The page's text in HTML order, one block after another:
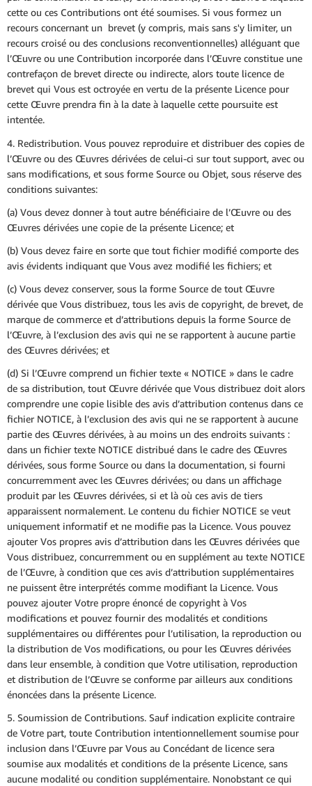
cette ou ces Contributions ont été soumises. Si vous formez un
recours concernant un brevet (y compris, mais sans s'y limiter, un
recours croisé ou des conclusions reconventionnelles) alléguant que
l’Œuvre ou une Contribution incorporée dans l’Œuvre constitue une
contrefaçon de brevet directe ou indirecte, alors toute licence de
brevet qui Vous est octroyée en vertu de la présente Licence pour
cette Œuvre prendra fin à la date à laquelle cette poursuite est
intentée.
4. Redistribution. Vous pouvez reproduire et distribuer des copies de
l’Œuvre ou des Œuvres dérivées de celui-ci sur tout support, avec ou
sans modifications, et sous forme Source ou Objet, sous réserve des
conditions suivantes:
(a) Vous devez donner à tout autre bénéficiaire de l’Œuvre ou des
Œuvres dérivées une copie de la présente Licence; et
(b) Vous devez faire en sorte que tout fichier modifié comporte des
avis évidents indiquant que Vous avez modifié les fichiers; et
(c) Vous devez conserver, sous la forme Source de tout Œuvre
dérivée que Vous distribuez, tous les avis de copyright, de brevet, de
marque de commerce et d’attributions depuis la forme Source de
l’Œuvre, à l’exclusion des avis qui ne se rapportent à aucune partie
des Œuvres dérivées; et
(d) Si l’Œuvre comprend un fichier texte « NOTICE » dans le cadre
de sa distribution, tout Œuvre dérivée que Vous distribuez doit alors
comprendre une copie lisible des avis d’attribution contenus dans ce
fichier NOTICE, à l’exclusion des avis qui ne se rapportent à aucune
partie des Œuvres dérivées, à au moins un des endroits suivants :
dans un fichier texte NOTICE distribué dans le cadre des Œuvres
dérivées, sous forme Source ou dans la documentation, si fourni
concurremment avec les Œuvres dérivées; ou dans un affichage
produit par les Œuvres dérivées, si et là où ces avis de tiers
apparaissent normalement. Le contenu du fichier NOTICE se veut
uniquement informatif et ne modifie pas la Licence. Vous pouvez
ajouter Vos propres avis d’attribution dans les Œuvres dérivées que
Vous distribuez, concurremment ou en supplément au texte NOTICE
de l’Œuvre, à condition que ces avis d’attribution supplémentaires
ne puissent être interprétés comme modifiant la Licence. Vous
pouvez ajouter Votre propre énoncé de copyright à Vos
modifications et pouvez fournir des modalités et conditions
supplémentaires ou différentes pour l’utilisation, la reproduction ou
la distribution de Vos modifications, ou pour les Œuvres dérivées
dans leur ensemble, à condition que Votre utilisation, reproduction
et distribution de l’Œuvre se conforme par ailleurs aux conditions
énoncées dans la présente Licence.
5. Soumission de Contributions. Sauf indication explicite contraire
de Votre part, toute Contribution intentionnellement soumise pour
inclusion dans l’Œuvre par Vous au Concédant de licence sera
soumise aux modalités et conditions de la présente Licence, sans
aucune modalité ou condition supplémentaire. Nonobstant ce qui